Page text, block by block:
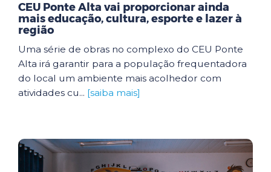
CEU Ponte Alta vai proporcionar ainda
mais educação, cultura, esporte e lazer à
região
Uma série de obras no complexo do CEU Ponte
Alta irá garantir para a população frequentadora
do local um ambiente mais acolhedor com
atividades cu... [saiba mais]